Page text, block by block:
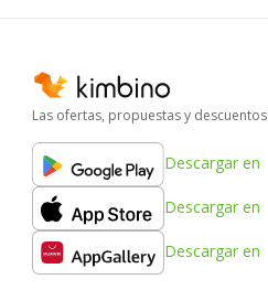
Las ofertas, propuestas y descuentos
Descargar en
Descargar en
Descargar en